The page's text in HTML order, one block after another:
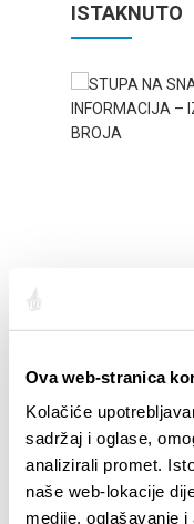
Ova web-stranica
Kolačiće
sadržaj i oglase,
analizirali promet.
naše web-lokacije
medije, oglašavanje
ISTAKNUTO
BROJA